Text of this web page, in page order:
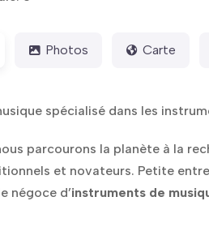
Photos Carte
spécialisé dans les
parcourons la planète à la
et novateurs. Petite
négoce d’instruments de